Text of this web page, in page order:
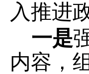
入推进
一是
内容，